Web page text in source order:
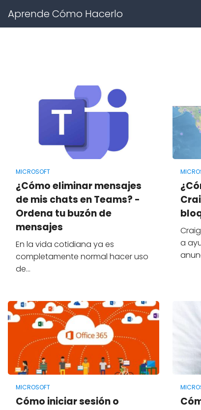
Aprende Cómo Hacerlo
MICROSOFT
¿Cómo eliminar mensajes
de mis chats en Teams? -
Ordena tu buzón de
mensajes
En la vida cotidiana ya es
completamente normal hacer uso
de…
a
MICROSOFT
Cómo iniciar sesión o